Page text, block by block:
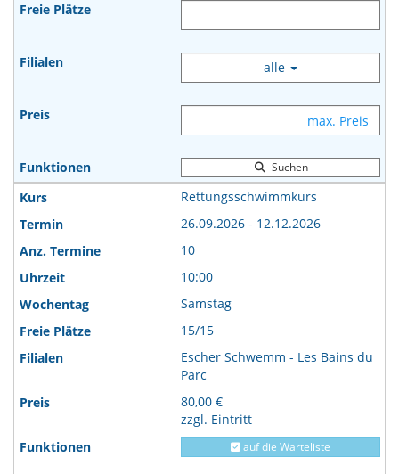
alle
Suchen
Rettungsschwimmkurs
26.09.2026 - 12.12.2026
10
10:00
Samstag
15/15
Escher Schwemm - Les Bains du
Parc
80,00 €
zzgl. Eintritt
auf die Warteliste